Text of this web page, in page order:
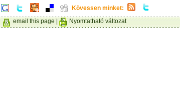
Kövessen minket:
email this page
Nyomtatható változat